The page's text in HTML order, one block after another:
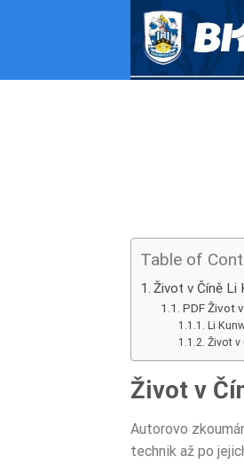
Table of
Život v Číně Li
PDF Život
Li
Život v
Život v
Autorovo
technik až po